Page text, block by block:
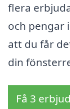
flera
och pengar
att du får
din
Få 3